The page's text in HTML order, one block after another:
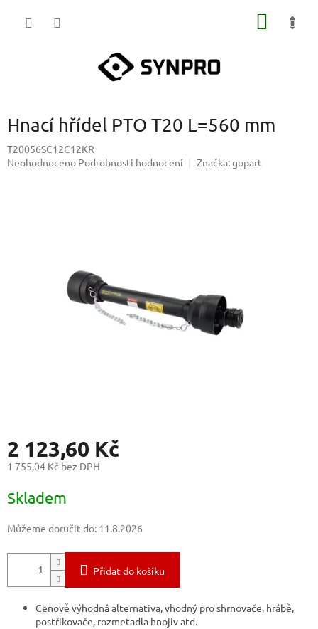
Hnací hřídel PTO T20 L=560 mm
T20056SC12C12KR
Průměrné
Neohodnoceno Podrobnosti hodnocení Značka:gopart
2 123,60 Kč
1 755,04 Kč bez DPH
cena:
Skladem
Můžeme doručit do: 11.8.2026
Přidat do košíku
Cenově výhodná alternativa, vhodný pro shrnovače, hrábě,
postřikovače, rozmetadla hnojiv atd.